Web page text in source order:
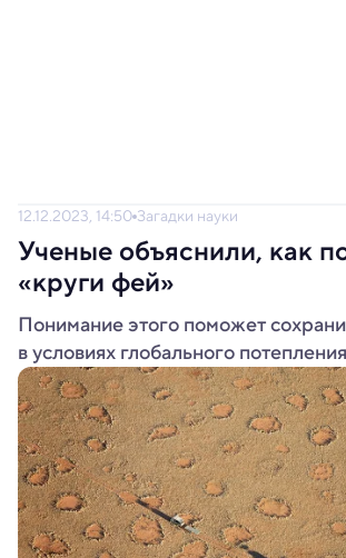
12.12.2023, 14:50 Загадки науки
Ученые объяснили, как
«круги фей»
Понимание этого поможет
в условиях глобального